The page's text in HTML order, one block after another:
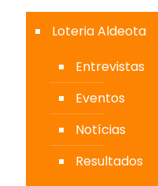
Loteria Aldeota
Entrevistas
Eventos
Notícias
Resultados